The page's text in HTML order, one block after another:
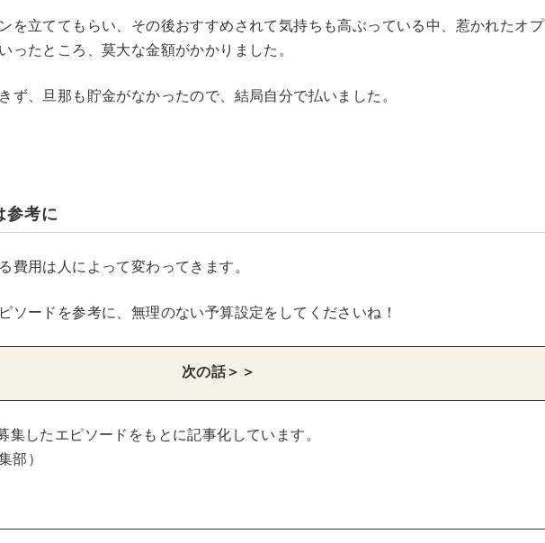
を立ててもらい、その後おすすめされて気持ちも高ぶっている中、惹かれたオプ
ったところ、莫大な金額がかかりました。
ず、旦那も貯金がなかったので、結局自分で払いました。
参考に
費用は人によって変わってきます。
ソードを参考に、無理のない予算設定をしてくださいね！
次の話＞＞
したエピソードをもとに記事化しています。
部）